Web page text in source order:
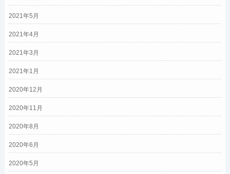
2021年5月
2021年4月
2021年3月
2021年1月
2020年12月
2020年11月
2020年8月
2020年6月
2020年5月